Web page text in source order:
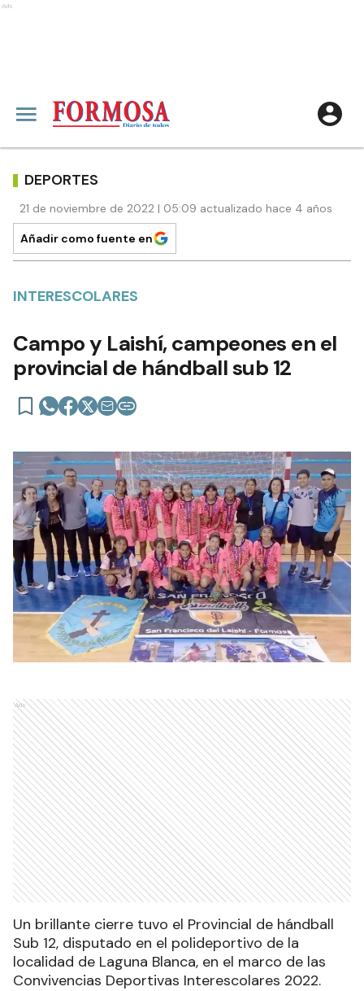
Ads
DEPORTES
21 de noviembre de 2022 | 05:09 actualizado hace 4 años
Añadir como fuente en
INTERESCOLARES
Campo y Laishí, campeones en el
provincial de hándball sub 12
Ads
Un brillante cierre tuvo el Provincial de hándball
Sub 12, disputado en el polideportivo de la
localidad de Laguna Blanca, en el marco de las
Convivencias Deportivas Interescolares 2022.